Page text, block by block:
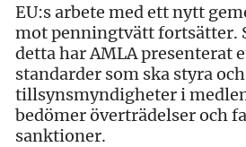
EU:s arbete med ett nytt
mot penningtvätt fortsätter.
detta har AMLA presenterat
standarder som ska styra
tillsynsmyndigheter i
bedömer överträdelser och
sanktioner.